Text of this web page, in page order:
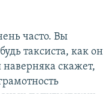
часто. Вы
таксиста, как он
наверняка скажет,